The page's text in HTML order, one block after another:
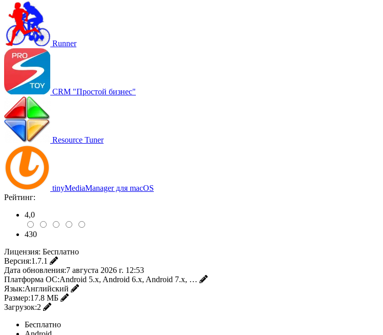
Runner
CRM "Простой бизнес"
Resource Tuner
tinyMediaManager для macOS
Рейтинг:
4,0
430
Лицензия: Бесплатно
Версия:1.7.1
Дата обновления:7 августа 2026 г. 12:53
Платформа ОС:Android 5.x, Android 6.x, Android 7.x, …
Язык:Английский
Размер:17.8 МБ
Загрузок:2
Бесплатно